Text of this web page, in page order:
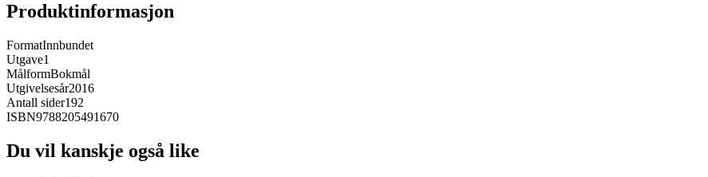
Produktinformasjon
FormatInnbundet
Utgave1
MålformBokmål
Utgivelsesår2016
Antall sider192
ISBN9788205491670
Du vil kanskje også like